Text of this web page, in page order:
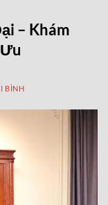
– Khám
BÌNH